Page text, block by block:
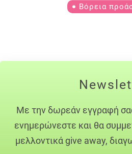
Βόρεια
Με την δωρεάν εγγραφή
ενημερώνεστε και θα
μελλοντικά give away,